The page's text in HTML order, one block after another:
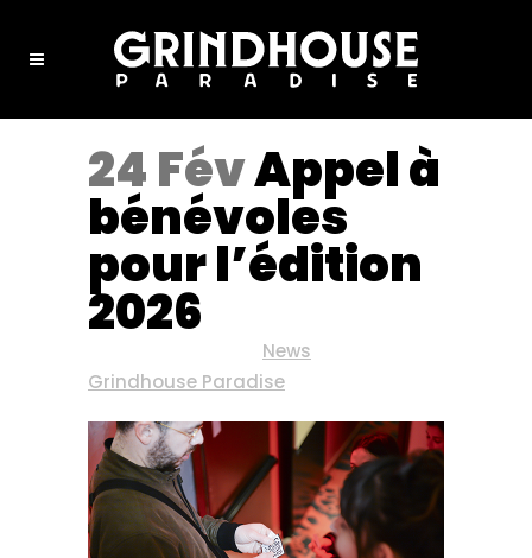
24 FévAppel à
bénévoles
pour l’édition
2026
News
Grindhouse Paradise